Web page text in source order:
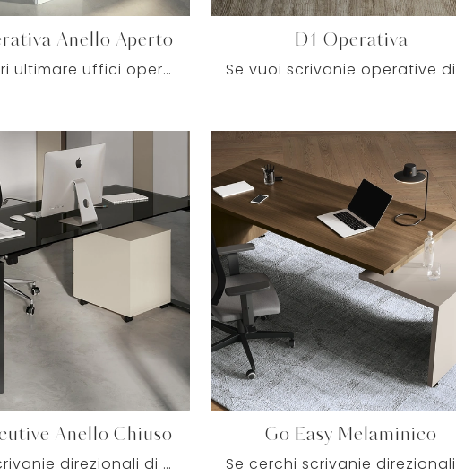
Anello Aperto
Se desideri ultimare uffici operativi e direzionali, ecco qui il modello Loft Operativa Anello Aperto di Colombini Office tra diverse proposte di ...
D1 Operativa
Anello Chiuso
Se vuoi scrivanie direzionali di Colombini Office, clicca e scopri di più sul modello Loft Executive Anello Chiuso in vetro per gli ambienti di ...
Go Easy Melaminico